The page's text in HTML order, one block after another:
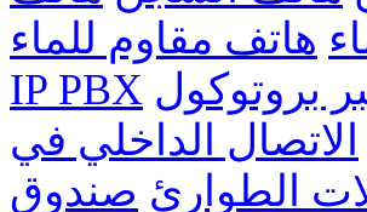
هاتف مقاوم للماء
IP PBX بروتوكول
الاتصال الداخلي في
الطوارئ صندوق